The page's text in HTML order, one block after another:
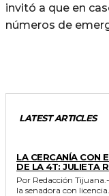
invitó a que en
números de
LATEST ARTICLES
LA CERCANÍA CON
DE LA 4T: JULIETA
Por Redacción Tijuana.- Como parte de sus recorridos por Baja California,
la senadora con licencia...